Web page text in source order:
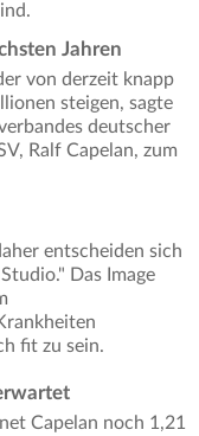
Jahren
von derzeit knapp
steigen, sagte
deutscher
Ralf Capelan, zum
entscheiden sich
Das Image
fit zu sein.
Capelan noch 1,21